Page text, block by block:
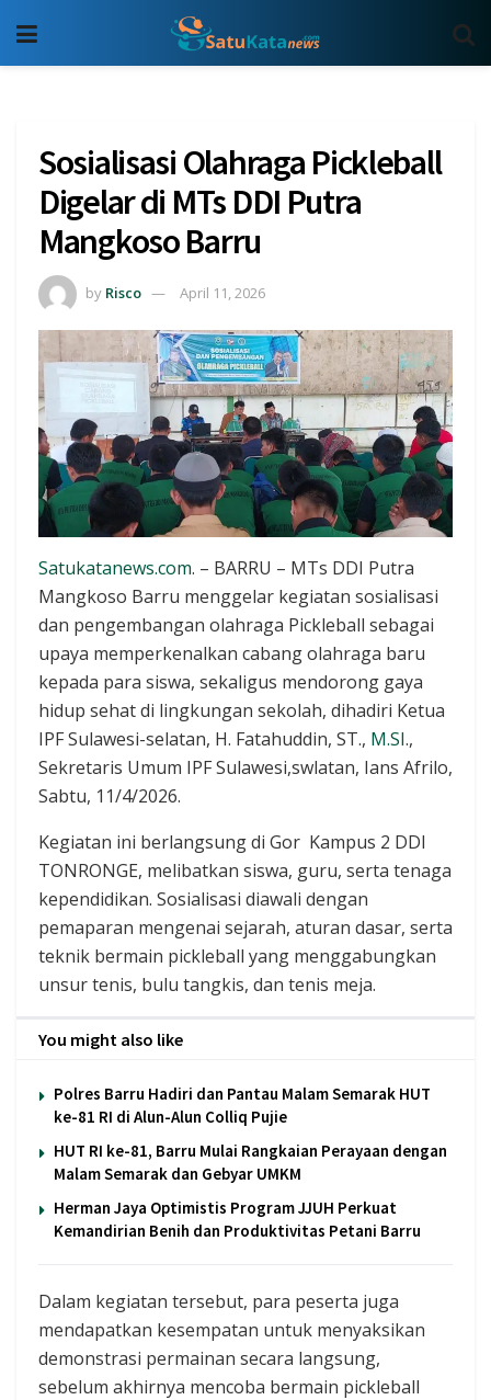
Sosialisasi Olahraga Pickleball
Digelar di MTs DDI Putra
Mangkoso Barru
by Risco April 11, 2026
Satukatanews.com. – BARRU – MTs DDI Putra
Mangkoso Barru menggelar kegiatan sosialisasi
dan pengembangan olahraga Pickleball sebagai
upaya memperkenalkan cabang olahraga baru
kepada para siswa, sekaligus mendorong gaya
hidup sehat di lingkungan sekolah, dihadiri Ketua
IPF Sulawesi-selatan, H. Fatahuddin, ST., M.SI.,
Sekretaris Umum IPF Sulawesi,swlatan, Ians Afrilo,
Sabtu, 11/4/2026.
Kegiatan ini berlangsung di Gor Kampus 2 DDI
TONRONGE, melibatkan siswa, guru, serta tenaga
kependidikan. Sosialisasi diawali dengan
pemaparan mengenai sejarah, aturan dasar, serta
teknik bermain pickleball yang menggabungkan
unsur tenis, bulu tangkis, dan tenis meja.
You might also like
Polres Barru Hadiri dan Pantau Malam Semarak HUT
ke-81 RI di Alun-Alun Colliq Pujie
HUT RI ke-81, Barru Mulai Rangkaian Perayaan dengan
Malam Semarak dan Gebyar UMKM
Herman Jaya Optimistis Program JJUH Perkuat
Kemandirian Benih dan Produktivitas Petani Barru
Dalam kegiatan tersebut, para peserta juga
mendapatkan kesempatan untuk menyaksikan
demonstrasi permainan secara langsung,
sebelum akhirnya mencoba bermain pickleball